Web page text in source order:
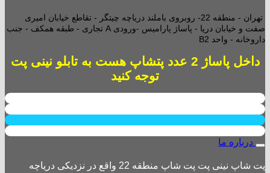
تهران - منطقه 22- روبروی باملند دریاچه چیتگر - تقاطع خیابان امیری
صفت و خیابان دریا - پاساژ پارامیس -ورودی A تجاری -
طبقه همکف - جنب
داروخانه - واحد B2
داخل پاساژ 2 عدد پتشاپ هست به تابلو نینی پت
توجه کنید
درباره ما
پت شاپ نینی پت پت شاپ منطقه 22 واقع در نزدیکی دریاچه